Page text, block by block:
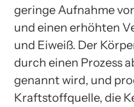
geringe Aufnahme
und einen erhöhten
und Eiweiß. Der
durch einen Prozess
genannt wird, und
Kraftstoffquelle, die